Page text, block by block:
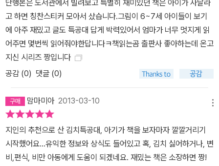
특공대》는 ‘온고’보다는 ‘지신’ 쪽으로 무게 중심이 ‘조금’ 옮겨 와 있
는 책이라 하겠습니다. 어린이들이 좋아하는 슈퍼 히어로물에서 빌려
온 형식이 그렇고, 완전식품이라고 해도 손색이 없는 김치의 영양학
걸쳐 우리 밥상의 중심에 있었던 까닭을 어린이들이 알아줬으면 하는
를 데 없는 김치 특공대로 거듭난 데에는 나이 차가 제법 나는 두 작가
가 환상의 호흡을 이룬 덕이 큽니다. 글을 쓴 최재숙 작가는 진지함과
발랄함 사이에서 끝까지 균형을 잃지 않았고, 그림을 그린 김이조 작
가는 김치 특공대 캐릭터 하나하나에 글에는 없는 이야기를 만들어
주었습니다. 태양이 기른 김치 특공대 최고의 무술 고수인 고추 대원,
단행본은 도서관에서 빌려보고 특별히 재미있던 책은 아이가 사달라
고 하면 칭찬스티커 모아서 샀습니다.그림이 6~7세 아이들이 보기
에 아주 재밌고 글도 특공대 답게 박력있어서 엄마가 너무 멋지게 읽
어주면 몇번씩 읽어줘야한답니다ㅋ책읽는곰 출판사 좋아하는데 온고
지신 시리즈 짱입니다
공감 (0) 댓글 (0)
맘마미아2013-03-10
지인의 추천으로 산 김치특공대, 아기가 책을 보자마자 깔깔거리기
시작했어요...유익한 정보와 상식도 들어있고 혹, 김치 싫어하거나, 변
비,편식, 비만 아동에게 도움이 되겠네요. 재밌는 책은 소장하면 짱!